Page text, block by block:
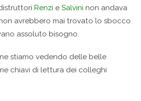
Renzi e Salvini non andava
avrebbero mai trovato lo sbocco
assoluto bisogno.
stiamo vedendo delle belle
chiavi di lettura dei colleghi